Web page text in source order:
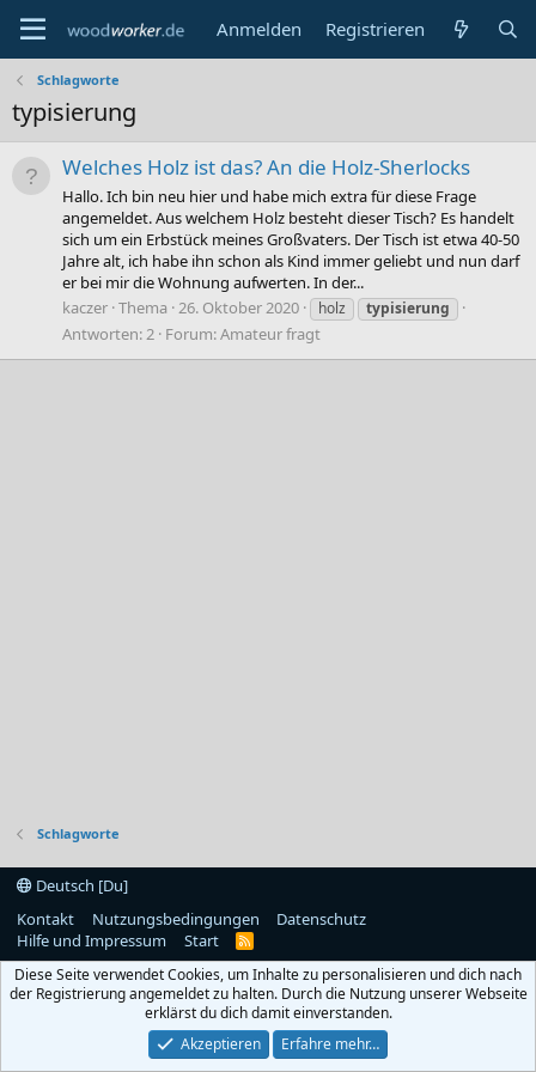
Anmelden Registrieren
Schlagworte
typisierung
Welches Holz ist das? An die Holz-Sherlocks
Hallo. Ich bin neu hier und habe mich extra für diese Frage
angemeldet. Aus welchem Holz besteht dieser Tisch? Es handelt
sich um ein Erbstück meines Großvaters. Der Tisch ist etwa 40-50
Jahre alt, ich habe ihn schon als Kind immer geliebt und nun darf
er bei mir die Wohnung aufwerten. In der...
kaczer Thema 26. Oktober 2020 holz typisierung
Antworten: 2 Forum:Amateur fragt
Schlagworte
Deutsch [Du]
Kontakt
Nutzungsbedingungen
Datenschutz
Hilfe und Impressum
Start
R
S
Diese Seite verwendet Cookies, um Inhalte zu personalisieren und dich nach
der Registrierung angemeldet zu halten. Durch die Nutzung unserer Webseite
erklärst du dich damit einverstanden.
Akzeptieren
Erfahre mehr…